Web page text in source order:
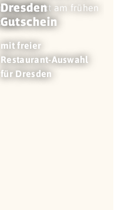
Dresden
Gutschein
mit freier
Restaurant-Auswahl
für Dresden